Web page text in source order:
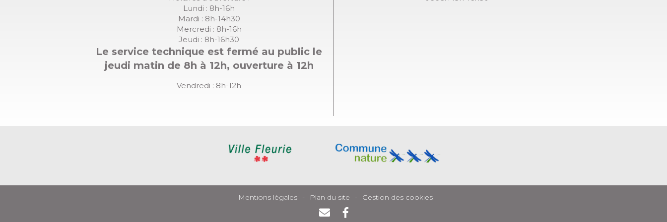
Lundi : 8h-16h
Mardi : 8h-14h30
Mercredi : 8h-16h
Jeudi : 8h-16h30
Le service technique est fermé au public le
jeudi matin de 8h à 12h, ouverture à 12h
Vendredi : 8h-12h
Mentions légales Plan du site Gestion des cookies